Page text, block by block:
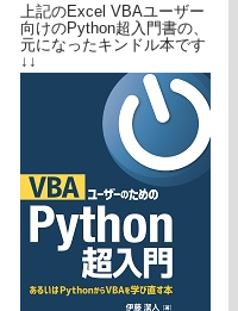
上記のExcel VBAユーザー
向けのPython超入門書の、
元になったキンドル本です
↓↓